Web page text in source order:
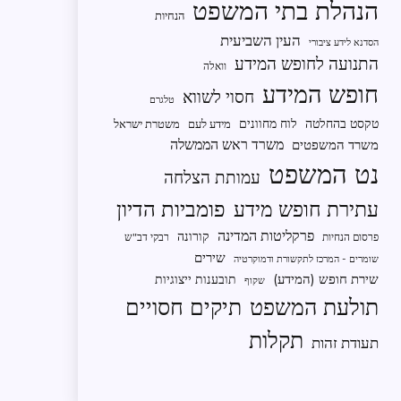
הנהלת בתי המשפט הנחיות
הסדנא לידע ציבורי העין השביעית
התנועה לחופש המידע וואלה
חופש המידע חסוי לשווא טלגרם
טקסט בהחלטה לוח מחוונים מידע לעם משטרת ישראל
משרד המשפטים משרד ראש הממשלה
נט המשפט עמותת הצלחה
עתירת חופש מידע פומביות הדיון
פרסום הנחיות פרקליטות המדינה קורונה רבקי דב"ש
שומרים - המרכז לתקשורת ודמוקרטיה
שירים
שירת חופש (המידע)
שקוף תובענות ייצוגיות
תולעת המשפט תיקים חסויים
תעודת זהות תקלות